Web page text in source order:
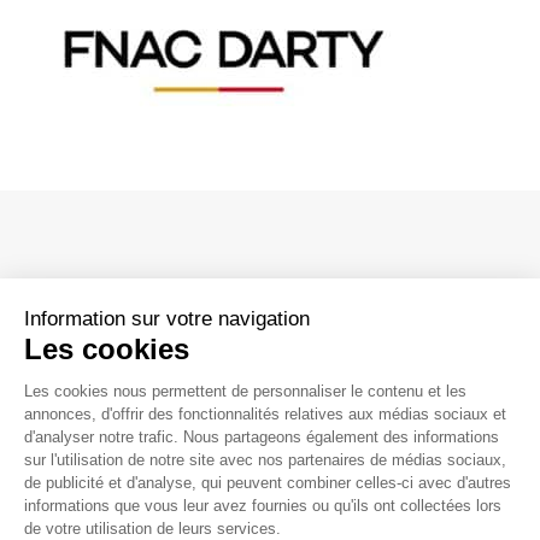
Information sur votre navigation
Les cookies
Les cookies nous permettent de personnaliser le contenu et les
annonces, d'offrir des fonctionnalités relatives aux médias sociaux et
d'analyser notre trafic. Nous partageons également des informations
sur l'utilisation de notre site avec nos partenaires de médias sociaux,
de publicité et d'analyse, qui peuvent combiner celles-ci avec d'autres
informations que vous leur avez fournies ou qu'ils ont collectées lors
de votre utilisation de leurs services.
Siège social
188, rue Maurice Bejart
CS 57392
34184 Montpellier CEDEX 4 France
04 67 40 74 00
contact@groupevaleco.com
Parcs éoliens en mer
Hydrogène renouvelable et stockage
La vie chez Valeco
Nos métiers
Témoignages collaborateurs